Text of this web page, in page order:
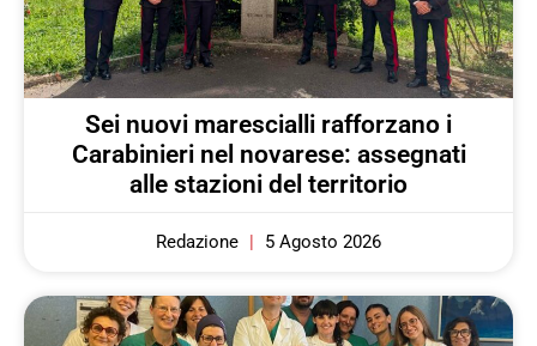
Sei nuovi marescialli rafforzano i
Carabinieri nel novarese: assegnati
alle stazioni del territorio
Redazione 5 Agosto 2026